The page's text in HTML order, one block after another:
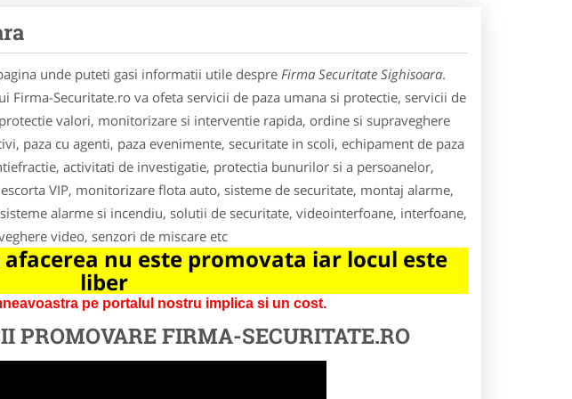
unde puteti gasi informatii utile despre Firma Securitate Sighisoara.
Firma-Securitate.ro va ofeta servicii de paza umana si protectie, servicii de
valori, monitorizare si interventie rapida, ordine si supraveghere
paza cu agenti, paza evenimente, securitate in scoli, echipament de paza
activitati de investigatie, protectia bunurilor si a persoanelor,
VIP, monitorizare flota auto, sisteme de securitate, montaj alarme,
alarme si incendiu, solutii de securitate, videointerfoane, interfoane,
video, senzori de miscare etc
nu este promovata iar locul este
liber
pe portalul nostru implica si un cost.
PROMOVAREFIRMA-SECURITATE.RO